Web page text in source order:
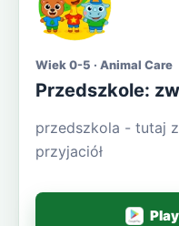
Wiek 0-5 · Animal Care
Przedszkole:
przedszkola - tutaj
przyjaciół